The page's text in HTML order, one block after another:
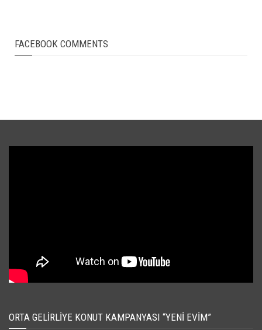
FACEBOOK COMMENTS
ORTA GELIRLIYE KONUT KAMPANYASI “YENI EVIM”